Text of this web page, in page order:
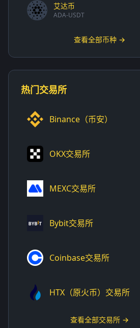
艾达币
ADA-USDT
查看全部币种 →
热门交易所
Binance（币安）
OKX交易所
MEXC交易所
Bybit交易所
Coinbase交易所
HTX（原火币）交易所
查看全部交易所 →